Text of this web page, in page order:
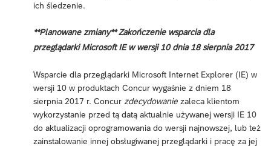
ich śledzenie.
**Planowane zmiany** Zakończenie wsparcia dla
przeglądarki Microsoft IE w wersji 10 dnia 18 sierpnia 2017
Wsparcie dla przeglądarki Microsoft Internet Explorer (IE) w
wersji 10 w produktach Concur wygaśnie z dniem 18
sierpnia 2017 r. Concur zdecydowanie zaleca klientom
wykorzystanie przed tą datą aktualnie używanej wersji IE 10
do aktualizacji oprogramowania do wersji najnowszej, lub też
zainstalowanie innej obsługiwanej przeglądarki i pracę za jej